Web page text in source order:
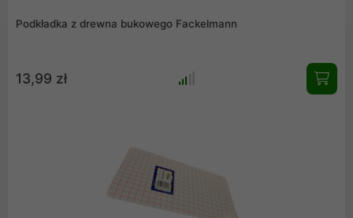
Podkładka z drewna bukowego Fackelmann
13,99 zł